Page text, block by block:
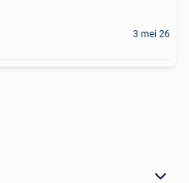
3 mei 26